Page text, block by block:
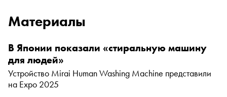
Материалы
В Японии показали «стиральную машину
для людей»
Устройство Mirai Human Washing Machine представили
на Expo 2025